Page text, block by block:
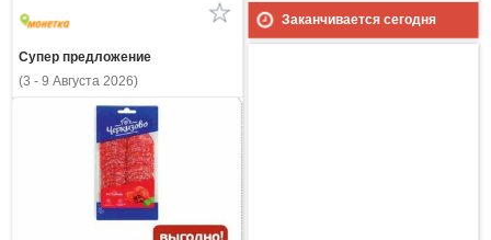
Заканчивается сегодня
Супер предложение
(3 - 9 Августа 2026)